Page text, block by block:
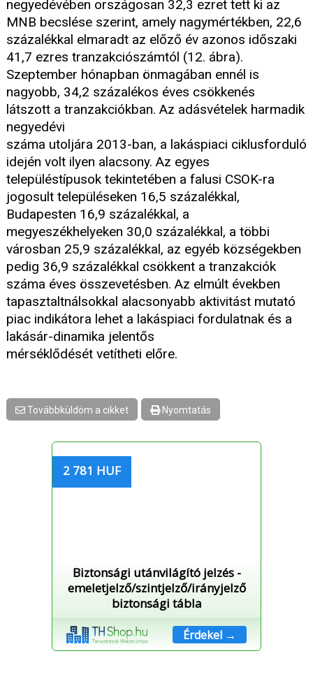
negyedévében országosan 32,3 ezret tett ki az
MNB becslése szerint, amely nagymértékben, 22,6
százalékkal elmaradt az előző év azonos időszaki
41,7 ezres tranzakciószámtól (12. ábra).
Szeptember hónapban önmagában ennél is
nagyobb, 34,2 százalékos éves csökkenés
látszott a tranzakciókban. Az adásvételek harmadik
negyedévi
száma utoljára 2013-ban, a lakáspiaci ciklusforduló
idején volt ilyen alacsony. Az egyes
településtípusok tekintetében a falusi CSOK-ra
jogosult településeken 16,5 százalékkal,
Budapesten 16,9 százalékkal, a
megyeszékhelyeken 30,0 százalékkal, a többi
városban 25,9 százalékkal, az egyéb községekben
pedig 36,9 százalékkal csökkent a tranzakciók
száma éves összevetésben. Az elmúlt években
tapasztaltnálsokkal alacsonyabb aktivitást mutató
piac indikátora lehet a lakáspiaci fordulatnak és a
lakásár-dinamika jelentős
mérséklődését vetítheti előre.
Továbbküldöm a cikket Nyomtatás
2 781 HUF
Biztonsági utánvilágító jelzés -
emeletjelző/szintjelző/irányjelző
biztonsági tábla
Érdekel →